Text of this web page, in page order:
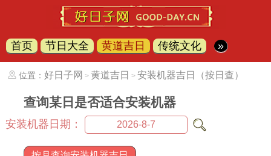
首页 节日大全 黄道吉日 传统文化 »
位置： 好日子网 > 黄道吉日 > 安装机器吉日（按日查）
查询某日是否适合安装机器
安装机器日期：